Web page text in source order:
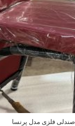
صندلی فلزی مدل پرنسا